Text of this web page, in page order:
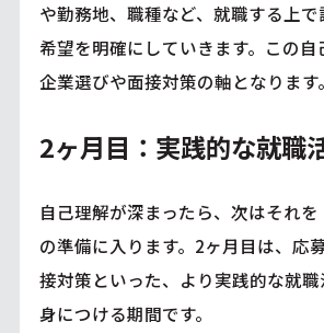
や勤務地、職種など、就職する上
希望を明確にしていきます。この自
企業選びや面接対策の軸となります。
2ヶ月目：実践的な就職
自己理解が深まったら、次はそれ
の準備に入ります。2ヶ月目は、応
接対策といった、より実践的な就
身につける期間です。